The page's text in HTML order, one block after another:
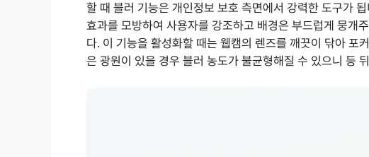
할 때 블러 기능은 개인정보 보호 측면에서 강력한 도구가
효과를 모방하여 사용자를 강조하고 배경은 부드럽게 뭉개
다. 이 기능을 활성화할 때는 웹캠의 렌즈를 깨끗이 닦아 포
은 광원이 있을 경우 블러 농도가 불균형해질 수 있으니 등